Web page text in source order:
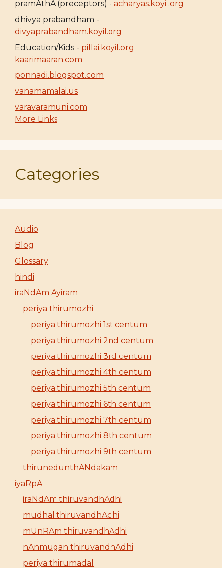
pramAthA (preceptors) - acharyas.koyil.org
dhivya prabandham -
divyaprabandham.koyil.org
Education/Kids - pillai.koyil.org
kaarimaaran.com
ponnadi.blogspot.com
vanamamalai.us
varavaramuni.com
More Links
Categories
Audio
Blog
Glossary
hindi
iraNdAm Ayiram
periya thirumozhi
periya thirumozhi 1st centum
periya thirumozhi 2nd centum
periya thirumozhi 3rd centum
periya thirumozhi 4th centum
periya thirumozhi 5th centum
periya thirumozhi 6th centum
periya thirumozhi 7th centum
periya thirumozhi 8th centum
periya thirumozhi 9th centum
thirunedunthANdakam
iyaRpA
iraNdAm thiruvandhAdhi
mudhal thiruvandhAdhi
mUnRAm thiruvandhAdhi
nAnmugan thiruvandhAdhi
periya thirumadal